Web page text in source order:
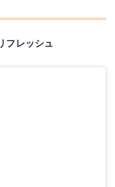
フレッシュ